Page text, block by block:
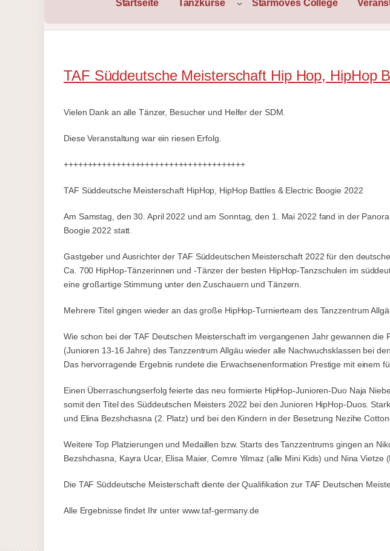
Startseite Tanzkurse Starmoves College
TAF Süddeutsche Meisterschaft Hip Hop, HipHop
Vielen Dank an alle Tänzer, Besucher und Helfer der SDM.
Diese Veranstaltung war ein riesen Erfolg.
++++++++++++++++++++++++++++++++++++++
TAF Süddeutsche Meisterschaft HipHop, HipHop Battles & Electric Boogie 2022
Am Samstag, den 30. April 2022 und am Sonntag, den 1. Mai 2022 fand in der
Boogie 2022 statt.
Gastgeber und Ausrichter der TAF Süddeutschen Meisterschaft 2022 für den
Ca. 700 HipHop-Tänzerinnen und -Tänzer der besten HipHop-Tanzschulen im
eine großartige Stimmung unter den Zuschauern und Tänzern.
Mehrere Titel gingen wieder an das große HipHop-Turnierteam des Tanzzentrum
Wie schon bei der TAF Deutschen Meisterschaft im vergangenen Jahr gewannen
(Junioren 13-16 Jahre) des Tanzzentrum Allgäu wieder alle Nachwuchsklassen bei
Das hervorragende Ergebnis rundete die Erwachsenenformation Prestige mit einem
Einen Überraschungserfolg feierte das neu formierte HipHop-Junioren-Duo Naja
somit den Titel des Süddeutschen Meisters 2022 bei den Junioren HipHop-Duos.
und Elina Bezshchasna (2. Platz) und bei den Kindern in der Besetzung Nezihe
Weitere Top Platzierungen und Medaillen bzw. Starts des Tanzzentrums gingen an
Bezshchasna, Kayra Ucar, Elisa Maier, Cemre Yilmaz (alle Mini Kids) und Nina Vietze
Die TAF Süddeutsche Meisterschaft diente der Qualifikation zur TAF Deutschen
Alle Ergebnisse findet Ihr unter www.taf-germany.de